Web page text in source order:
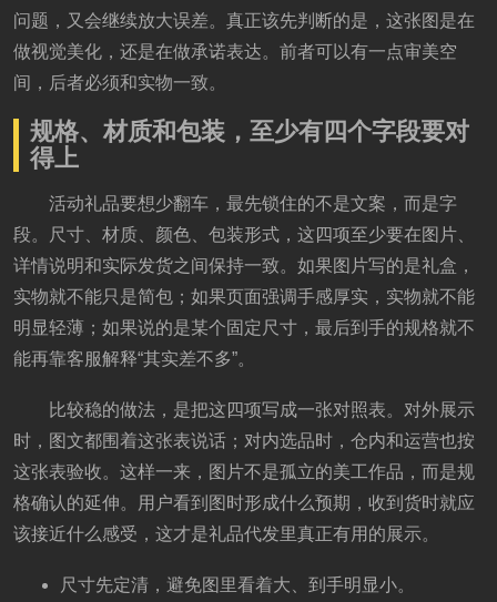
问题，又会继续放大误差。真正该先判断的是，这张图是在
做视觉美化，还是在做承诺表达。前者可以有一点审美空
间，后者必须和实物一致。
规格、材质和包装，至少有四个字段要对
得上
活动礼品要想少翻车，最先锁住的不是文案，而是字
段。尺寸、材质、颜色、包装形式，这四项至少要在图片、
详情说明和实际发货之间保持一致。如果图片写的是礼盒，
实物就不能只是简包；如果页面强调手感厚实，实物就不能
明显轻薄；如果说的是某个固定尺寸，最后到手的规格就不
能再靠客服解释“其实差不多”。
比较稳的做法，是把这四项写成一张对照表。对外展示
时，图文都围着这张表说话；对内选品时，仓内和运营也按
这张表验收。这样一来，图片不是孤立的美工作品，而是规
格确认的延伸。用户看到图时形成什么预期，收到货时就应
该接近什么感受，这才是礼品代发里真正有用的展示。
尺寸先定清，避免图里看着大、到手明显小。